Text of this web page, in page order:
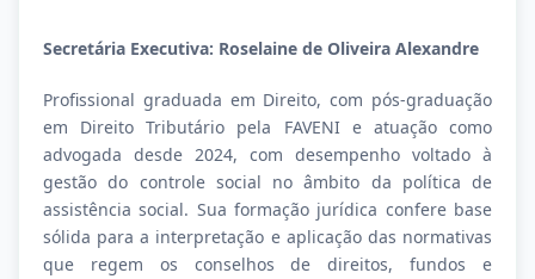
Secretária Executiva: Roselaine de Oliveira Alexandre
Profissional graduada em Direito, com pós-graduação
em Direito Tributário pela FAVENI e atuação como
advogada desde 2024, com desempenho voltado à
gestão do controle social no âmbito da política de
assistência social. Sua formação jurídica confere base
sólida para a interpretação e aplicação das normativas
que regem os conselhos de direitos, fundos e